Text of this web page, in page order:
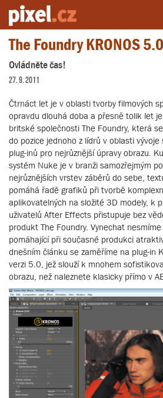
Server o natáčení a zpracování videa
The Foundry KRONOS 5.0
Ovládněte čas!
27. 9. 2011
Čtrnáct let je v oblasti tvorby filmových
opravdu dlouhá doba a přesně tolik let
britské společnosti The Foundry, která
do pozice jednoho z lídrů v oblasti
plug-inů pro nejrůznější úpravy obrazu.
systém Nuke je v branži samozřejmým
nejrůznějších vrstev záběrů do sebe,
pomáhá řadě grafiků při tvorbě
aplikovatelných na složité 3D modely, k
uživatelů After Effects přistupuje bez
produkt The Foundry. Vynechat nesmíme
pomáhající při současné produkci
dnešním článku se zaměříme na plug-in
verzi 5.0, jež slouží k mnohem
obrazu, než naleznete klasicky přímo v